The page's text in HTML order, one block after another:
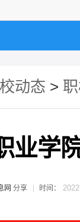
动态 >
业学
网 分享 时间：